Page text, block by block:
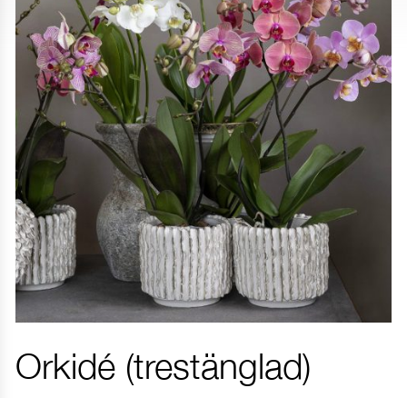
Orkidé (trestänglad)